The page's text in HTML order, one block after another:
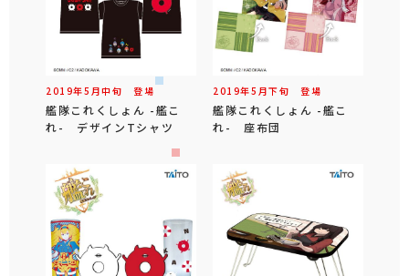
2019年5 月中旬 登場
艦隊これくしょん -艦こ
れ- デザインTシャツ
2019年5 月下旬 登場
艦隊これくしょん -艦こ
れ- 座布団